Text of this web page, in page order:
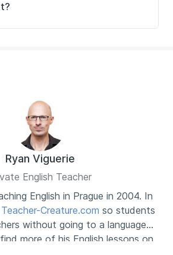
Ryan Viguerie
English Teacher
English in Prague in 2004. In
Teacher-Creature.com so students
without going to a language
more of his English lessons on